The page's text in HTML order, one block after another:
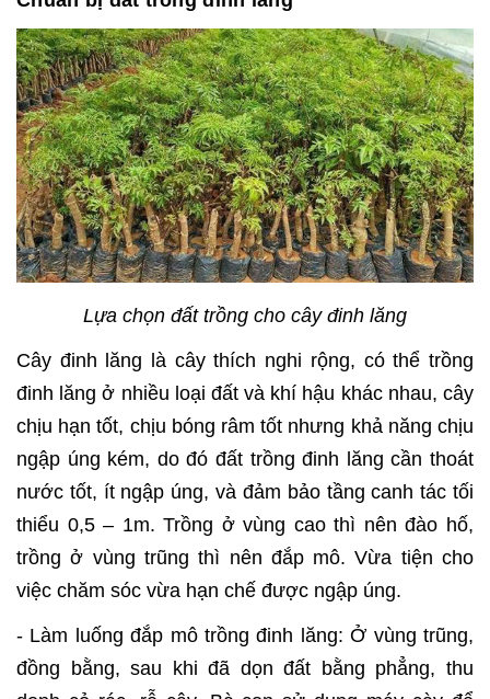
Lựa chọn đất trồng cho cây đinh lăng
Cây đinh lăng là cây thích nghi rộng, có thể trồng
đinh lăng ở nhiều loại đất và khí hậu khác nhau, cây
chịu hạn tốt, chịu bóng râm tốt nhưng khả năng chịu
ngập úng kém, do đó đất trồng đinh lăng cần thoát
nước tốt, ít ngập úng, và đảm bảo tầng canh tác tối
thiểu 0,5 – 1m. Trồng ở vùng cao thì nên đào hố,
trồng ở vùng trũng thì nên đắp mô. Vừa tiện cho
việc chăm sóc vừa hạn chế được ngập úng.
- Làm luống đắp mô trồng đinh lăng: Ở vùng trũng,
đồng bằng, sau khi đã dọn đất bằng phẳng, thu